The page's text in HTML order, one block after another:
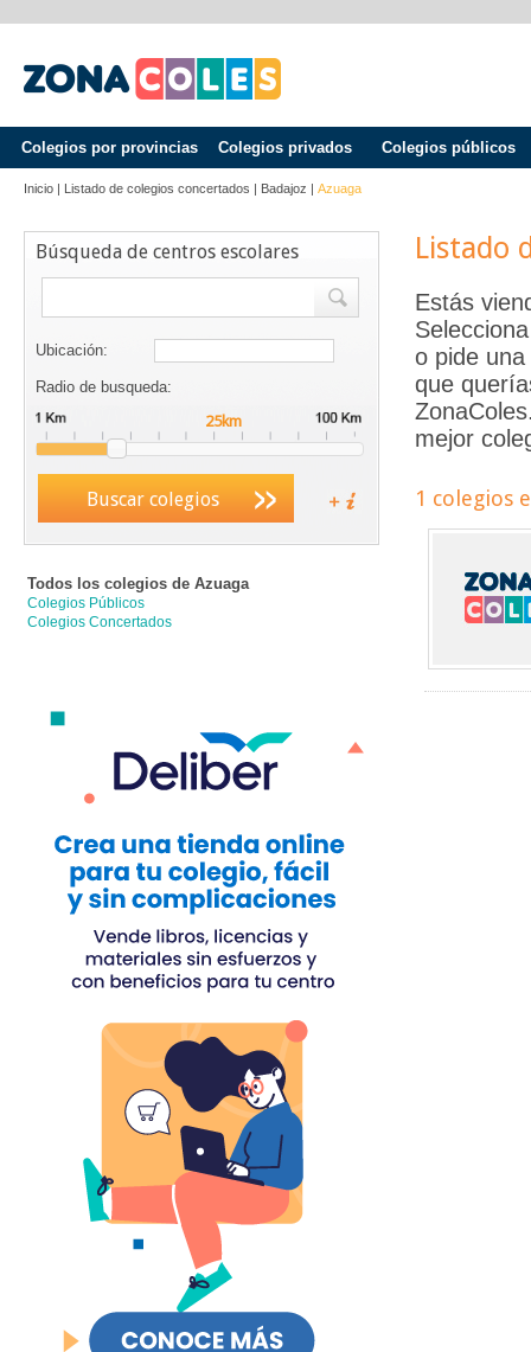
Colegios por provincias Colegios privados Colegios públicos
Inicio | Listado de colegios concertados | Badajoz | Azuaga
Búsqueda de centros escolares
Ubicación:
Radio de busqueda:
Buscar colegios
Todos los colegios de Azuaga
Colegios Públicos
Colegios Concertados
Listado
Estás
o pide
que
mejor
1 colegios